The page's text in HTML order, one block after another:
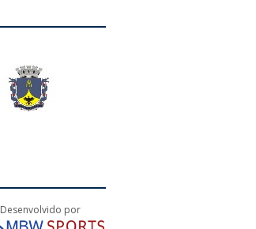
Desenvolvido por